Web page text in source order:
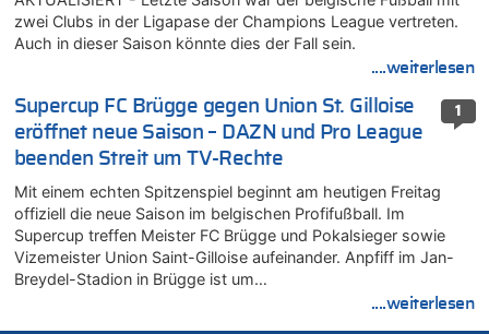
zwei Clubs in der Ligapase der Champions League vertreten.
Auch in dieser Saison könnte dies der Fall sein.
....weiterlesen
1
Supercup FC Brügge gegen Union St. Gilloise
eröffnet neue Saison – DAZN und Pro League
beenden Streit um TV-Rechte
Mit einem echten Spitzenspiel beginnt am heutigen Freitag
offiziell die neue Saison im belgischen Profifußball. Im
Supercup treffen Meister FC Brügge und Pokalsieger sowie
Vizemeister Union Saint-Gilloise aufeinander. Anpfiff im Jan-
Breydel-Stadion in Brügge ist um…
....weiterlesen